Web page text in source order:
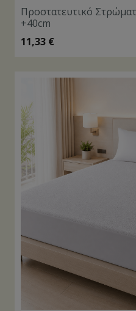
Προστατευτικό
+40cm
11,33 €